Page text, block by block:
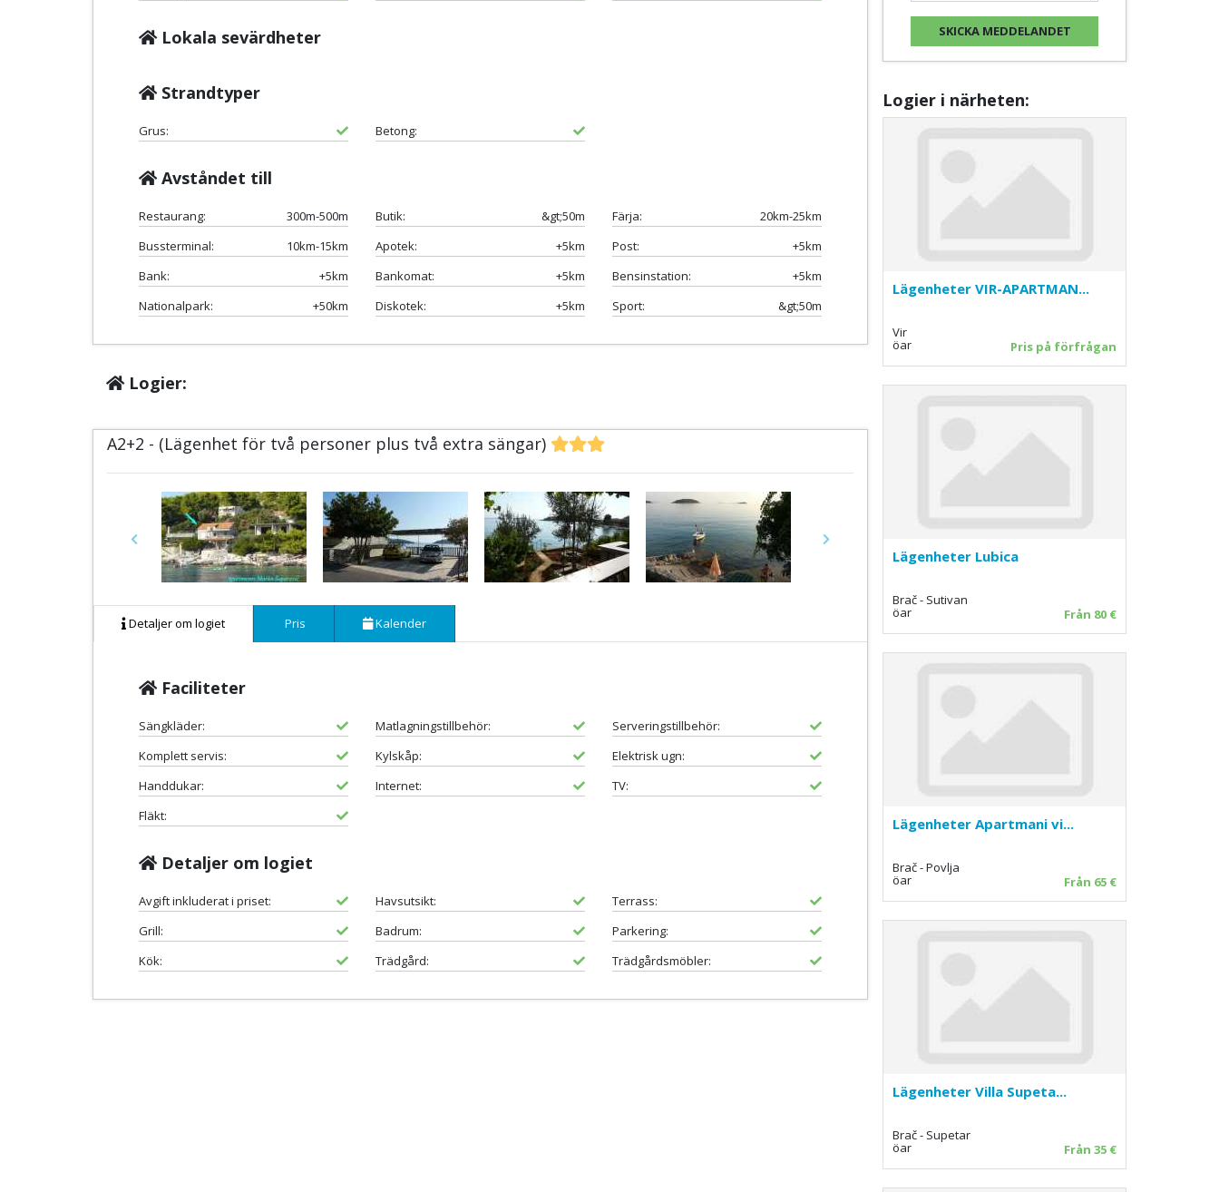
Lokala sevärdheter
Strandtyper
Grus: Betong:
Avståndet till
Restaurang: 300m-500m Butik: &gt;50m Färja:
20km-25km
Bussterminal:
10km-15km Apotek: +5km Post:
+5km
Bank:
+5km Bankomat: +5km Bensinstation:
+5km
Nationalpark:
+50km Diskotek: +5km Sport: &gt;50m
Logier:
A2+2 - (Lägenhet för två personer plus två extra sängar)
Previous Next
Detaljer om logiet Pris Kalender
Faciliteter
Sängkläder: Matlagningstillbehör:
Serveringstillbehör:
Komplett servis:
Kylskåp:
Elektrisk ugn:
Handdukar:
Internet:
TV:
Fläkt:
Detaljer om logiet
Avgift inkluderat i priset: Havsutsikt:
Terrass:
Grill:
Badrum:
Parkering:
Kök:
Trädgård: Trädgårdsmöbler:
Logier i närheten:
Lägenheter VIR-APARTMAN...
Vir
öar Pris på förfrågan
Lägenheter Lubica
Brač - Sutivan
öar Från 80 €
Lägenheter Apartmani vi...
Brač - Povlja
öar Från 65 €
Lägenheter Villa Supeta...
Brač - Supetar
öar Från 35 €